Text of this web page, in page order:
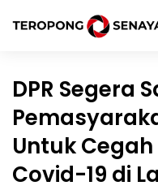
DPR Segera
Untuk
Covid-19 di